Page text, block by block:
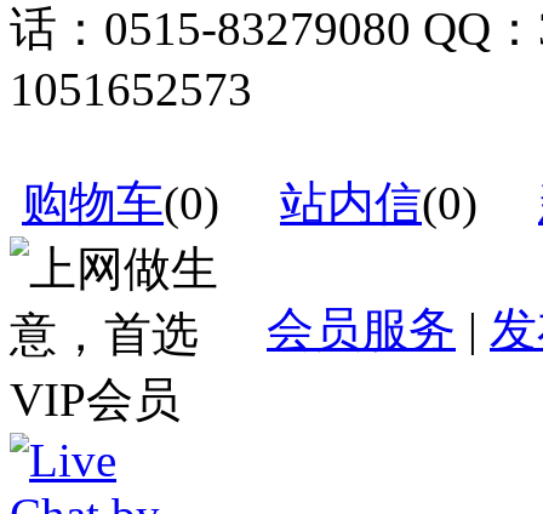
话：0515-83279080 QQ
1051652573
购物车(0) 站内信(0)
会员服务 |